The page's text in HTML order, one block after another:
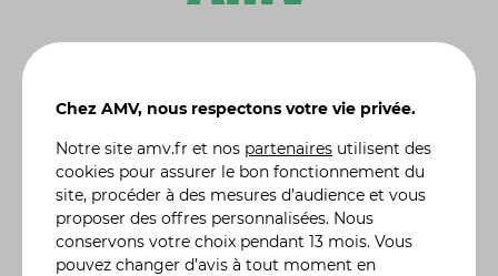
particuliers :assurance auto, assurance habitation,
gamme complète de formules d'assurance, des plus
classiques aux plus spécifiques, comme l'assurance
jetski ou quad, adaptées à vos besoins réels. Vous
pouvez moduler vos contrats en y incluant des
garanties particulières, en fonction de l'utilisation ou
des risques liés à votre véhicule. De la demande de
Chez AMV, nous respectons votre vie privée.
Notre site amv.fr et nos partenaires utilisent des
cookies pour assurer le bon fonctionnement du
site, procéder à des mesures d’audience et vous
proposer des offres personnalisées. Nous
conservons votre choix pendant 13 mois. Vous
pouvez changer d’avis à tout moment en